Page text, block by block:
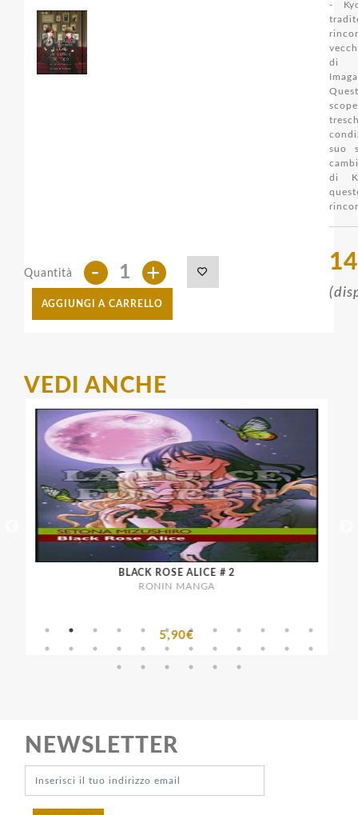
-
di
suo
di
Quantità - +
AGGIUNGI A CARRELLO
VEDI ANCHE
BLACK ROSE ALICE # 2
RONIN MANGA
5,90€
NEWSLETTER